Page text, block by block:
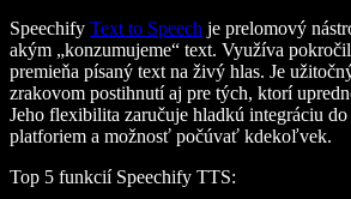
Speechify Text to Speech je prelomový
akým „konzumujeme“ text. Využíva
premieňa písaný text na živý hlas. Je
zrakovom postihnutí aj pre tých, ktorí
Jeho flexibilita zaručuje hladkú integráciu
platforiem a možnosť počúvať kdekoľvek.
Top 5 funkcií Speechify TTS: